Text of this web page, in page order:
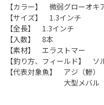
【カラー】 微弱グローオキ
【サイズ】 1.3インチ
【全長】 1.3インチ
【入数】 8本
【素材】 エラストマー
【釣り方、フィールド】 ソ
【代表対象魚】 アジ（鰺）
大型メバル